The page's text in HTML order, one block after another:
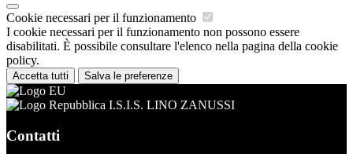
Cookie necessari per il funzionamento
I cookie necessari per il funzionamento non possono essere
disabilitati. È possibile consultare l'elenco nella pagina della cookie
policy.
Accetta tutti Salva le preferenze
I.S.I.S. LINO ZANUSSI
Contatti